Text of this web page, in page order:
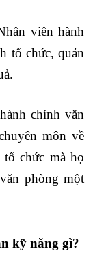
viên hành
tổ chức, quản
chính văn
môn về
chức mà họ
phòng một
kỹ năng gì?